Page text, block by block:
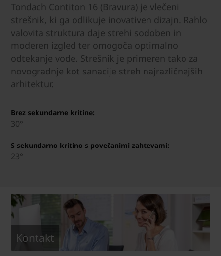
Tondach Contiton 16 (Bravura) je vlečeni
strešnik, ki ga odlikuje inovativen dizajn. Rahlo
valovita struktura daje strehi sodoben in
moderen izgled ter omogoča optimalno
odtekanje vode. Strešnik je primeren tako za
novogradnje kot sanacije streh najrazličnejših
arhitektur.
Brez sekundarne kritine:
30°
S sekundarno kritino s povečanimi zahtevami:
23°
Kontakt